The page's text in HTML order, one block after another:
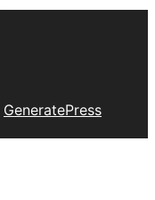
GeneratePress